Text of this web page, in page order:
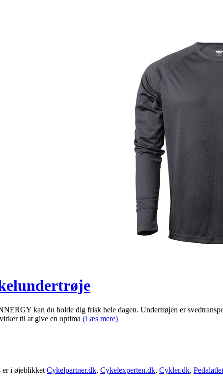
kan du holde dig frisk hele dagen. Undertrøjen er
til at give en optima (Læs mere)
er i øjeblikket Cykelpartner.dk, Cykelexperten.dk, Cykler.dk,